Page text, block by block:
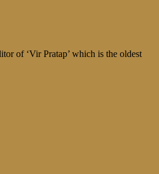
of ‘Vir Pratap’ which is the oldest